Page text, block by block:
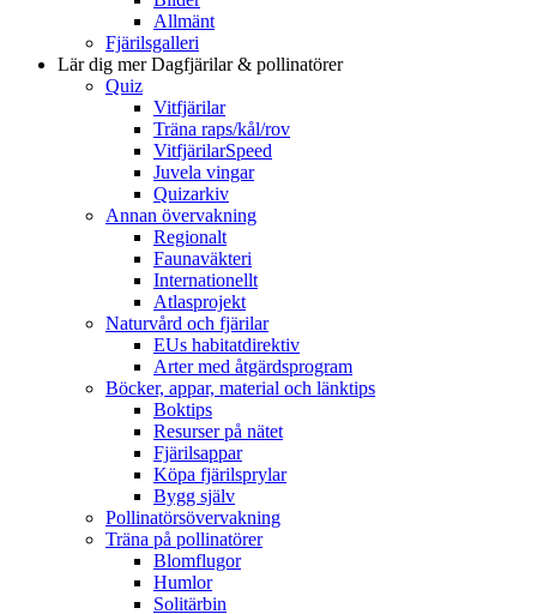
Allmänt
Fjärilsgalleri
Lär dig merDagfjärilar & pollinatörer
Quiz
Vitfjärilar
Träna raps/kål/rov
VitfjärilarSpeed
Juvela vingar
Quizarkiv
Annan övervakning
Regionalt
Faunaväkteri
Internationellt
Atlasprojekt
Naturvård och fjärilar
EUs habitatdirektiv
Arter med åtgärdsprogram
Böcker, appar, material och länktips
Boktips
Resurser på nätet
Fjärilsappar
Köpa fjärilsprylar
Bygg själv
Pollinatörsövervakning
Träna på pollinatörer
Blomflugor
Humlor
Solitärbin